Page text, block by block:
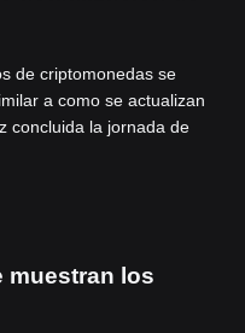
de criptomonedas se
a como se actualizan
concluida la jornada de
muestran los